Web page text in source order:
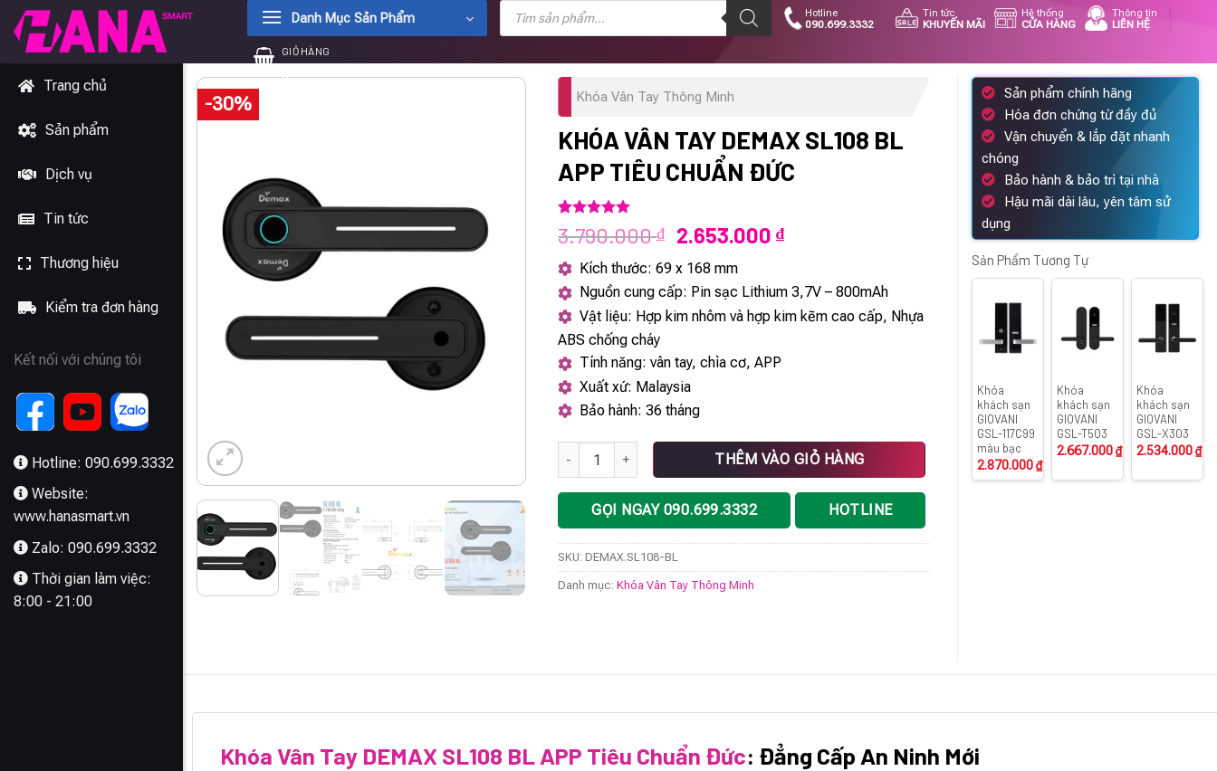
Chuyển
đến
dung
Danh Mục Sản Phẩm
Tìm
kiếm
phẩm
Hotline
090.699.3332
Tin tức
KHUYẾN MÃI
Hệ thống
CỬA HÀNG
Thông tin
LIÊN HỆ
GIỎ HÀNG
0₫
Trang chủ
Sản phẩm
Dịch vụ
Tin tức
Thương hiệu
Kiểm tra đơn hàng
Kết nối với chúng tôi
Hotline: 090.699.3332
Website:
www.hanasmart.vn
Zalo: 090.699.3332
Thời gian làm việc:
8:00 - 21:00
-30% Khóa Vân Tay Thông Minh
KHÓA VÂN TAY DEMAX SL108 BL
APP TIÊU CHUẨN ĐỨC
5.00trên 5
dựa trên
1
3.790.000₫
Giá
gốc
là:
3.790.000 ₫.
2.653.000 ₫Giá
là:
2.653.000 ₫.
Kích thước: 69 x 168 mm
Nguồn cung cấp: Pin sạc Lithium 3,7V – 800mAh
Vật liệu: Hợp kim nhôm và hợp kim kẽm cao cấp, Nhựa
ABS chống cháy
Tính năng: vân tay, chìa cơ, APP
Xuất xứ: Malaysia
Bảo hành: 36 tháng
Khóa vân tay DEMAX SL108 BL APP tiêu chuẩn Đức số lượng
THÊM VÀO GIỎ HÀNG
GỌI NGAY 090.699.3332 HOTLINE
SKU:DEMAX.SL108-BL
Danh mục:Khóa Vân Tay Thông Minh
Sản phẩm chính hãng
Hóa đơn chứng từ đầy đủ
Vận chuyển & lắp đặt nhanh
chóng
Bảo hành & bảo trì tại nhà
Hậu mãi dài lâu, yên tâm sử
dụng
Sản Phẩm Tương Tự
Khóa
khách sạn
GIOVANI
GSL-117C99
màu bạc
2.870.000₫
Khóa
khách sạn
GIOVANI
GSL-T503
2.667.000₫
Khóa
khách sạn
GIOVANI
GSL-X303
2.534.000₫
Khóa Vân Tay DEMAX SL108 BL APP Tiêu Chuẩn Đức: Đẳng Cấp An Ninh Mới